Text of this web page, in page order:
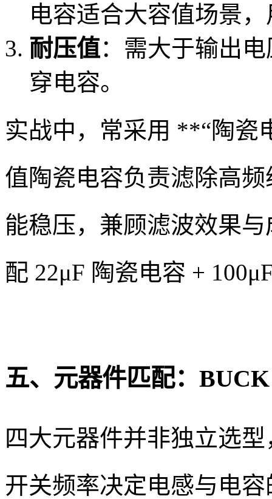
电容适合大容值场景
耐压值：需大于输出
穿电容。
实战中，常采用 **“陶瓷
值陶瓷电容负责滤除高
能稳压，兼顾滤波效果
配 22μF 陶瓷电容 +
五、元器件匹配：
四大元器件并非独立选
开关频率决定电感与电